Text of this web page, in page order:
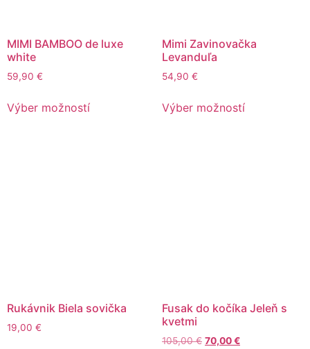
MIMI BAMBOO de luxe
white
59,90 €
Výber možností
Mimi Zavinovačka
Levanduľa
54,90 €
Výber možností
Rukávnik Biela sovička
19,00 €
Fusak do kočíka Jeleň s
kvetmi
105,00€ 70,00€